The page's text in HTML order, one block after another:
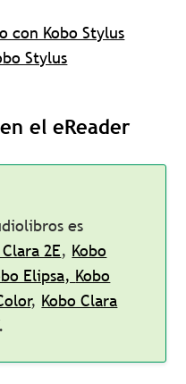
con Kobo Stylus
Stylus
en el eReader
es
2E, Kobo
Elipsa, Kobo
, Kobo Clara